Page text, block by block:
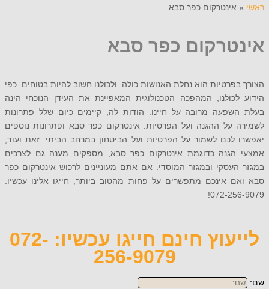
אינטרקום כפר סבא
כפר סבא
הוא נחלת האנושות כולה. ולכולנו חשוב להיות בטוחים. כפי
המהפכה הטכנולוגית המאפיינת את העידן הנוכחי הינה
מרובה על חיינו. הודות לה, קיימים כיום שלל פתרונות
על ההגנה ועל הפרטיות. אינטרקום כפר סבא ופתרונות נוספים
לכם לשמור על הפרטיות ועל הביטחון במרחב הביתי. זאת ועוד,
הגנה כדוגמת אינטרקום כפר סבא, מספקים מענה גם לצרכים
ובמגזר המוסדי. אם אתם מעוניינים לרכוש אינטרקום כפר
אינכם מתפשרים על פחות מהטוב ביותר, חייגו אלינו עכשיו:
072-
לייעוץ חינם חייגו עכשיו: 072-
256-9079